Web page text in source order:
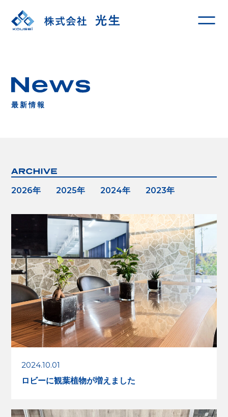
最新情報
2024.10.01
ロビーに観葉植物が増えました
2026年 2025年 2024年 2023年